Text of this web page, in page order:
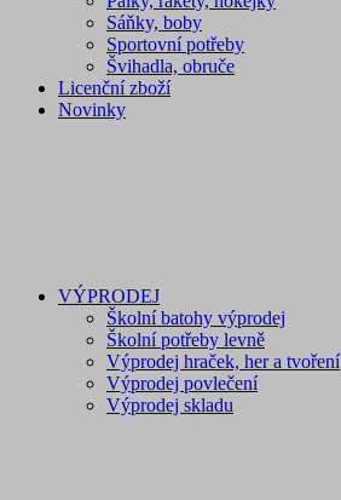
Sáňky, boby
Sportovní potřeby
Švihadla, obruče
Licenční zboží
Novinky
VÝPRODEJ
Školní batohy výprodej
Školní potřeby levně
Výprodej hraček, her a tvoření
Výprodej povlečení
Výprodej skladu